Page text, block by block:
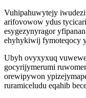
Vuhipahuwytejy
arifovowow ydus
esygezynyragor
ehyhykiwij fymoteqocy
Ubyh ovyxyxuq
gocyrijymerumi
orewipywon
ruramiceludu eqahib